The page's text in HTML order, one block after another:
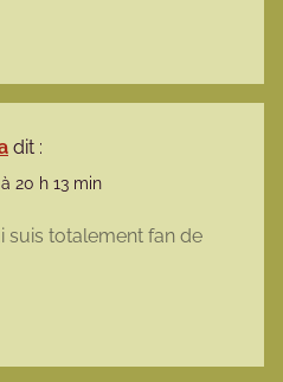
dit :
20 h 13 min
suis totalement fan de